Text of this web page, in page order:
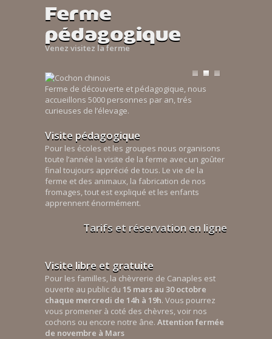
Ferme
pédagogique
Venez visitez la ferme
Ferme de découverte et pédagogique, nous
accueillons 5000 personnes par an, trés
curieuses de l’élevage.
Visite pédagogique
Pour les écoles et les groupes nous organisons
toute l’année la visite de la ferme avec un goûter
final toujours apprécié de tous. Le vie de la
ferme et des animaux, la fabrication de nos
fromages, tout est expliqué et les enfants
apprennent énormément.
Tarifs et réservation en ligne
Visite libre et gratuite
Pour les familles, la chèvrerie de Canaples est
ouverte au public du 15 mars au 30 octobre
chaque mercredi de 14h à 19h. Vous pourrez
vous promener à coté des chèvres, voir nos
cochons ou encore notre âne. Attention fermée
de novembre à Mars